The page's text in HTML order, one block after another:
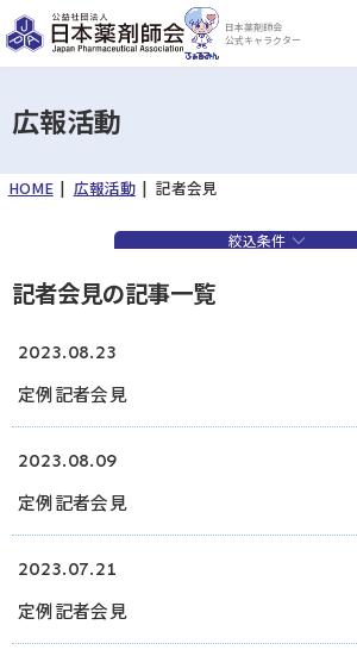
日本薬剤師会
公式キャラクター
国民のみなさまへ
広報活動
HOME 広報活動 記者会見
絞込条件
記者会見の記事一覧
2023.08.23
定例記者会見
2023.08.09
定例記者会見
2023.07.21
定例記者会見